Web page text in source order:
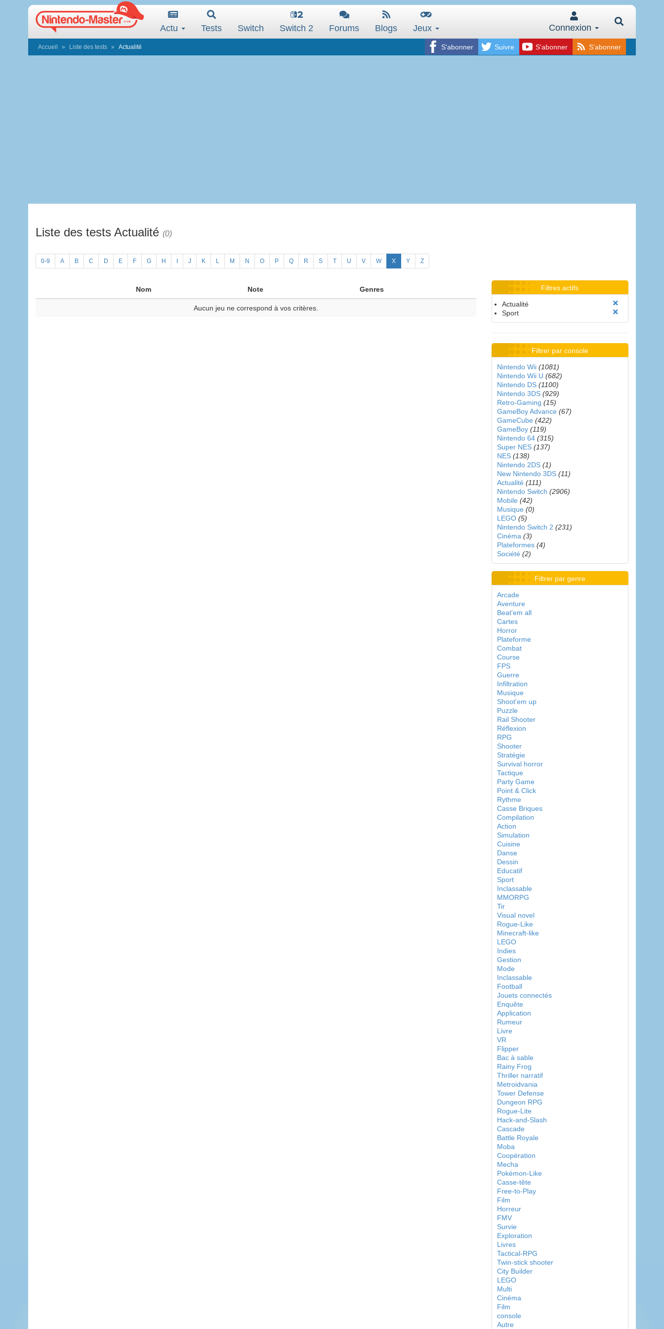
Actu Tests Switch Switch 2 Forums Blogs Jeux Connexion
S'abonner Suivre S'abonner S'abonner
Accueil Liste des tests Actualité
Liste des tests Actualité (0)
0-9 A B C D E F G H J K L M N O P Q R S T U V W X Y Z
Nom Note Genres
Aucun jeu ne correspond à vos critères.
Filtres actifs
Actualité
Sport
Filtrer par console
Nintendo Wii (1081)
Nintendo Wii U (682)
Nintendo DS (1100)
Nintendo 3DS (929)
Retro-Gaming (15)
GameBoy Advance (67)
GameCube (422)
GameBoy (119)
Nintendo 64 (315)
Super NES (137)
NES (138)
Nintendo 2DS (1)
New Nintendo 3DS (11)
Actualité (111)
Nintendo Switch (2906)
Mobile (42)
Musique (0)
LEGO (5)
Nintendo Switch 2 (231)
Cinéma (3)
Plateformes (4)
Société (2)
Filtrer par genre
Arcade
Aventure
Beat'em all
Cartes
Horror
Plateforme
Combat
Course
FPS
Guerre
Infiltration
Musique
Shoot'em up
Puzzle
Rail Shooter
Réflexion
RPG
Shooter
Stratégie
Survival horror
Tactique
Party Game
Point & Click
Rythme
Casse Briques
Compilation
Action
Simulation
Cuisine
Danse
Dessin
Educatif
Sport
Inclassable
MMORPG
Tir
Visual novel
Rogue-Like
Minecraft-like
LEGO
Indies
Gestion
Mode
Inclassable
Football
Jouets connectés
Enquête
Application
Rumeur
Livre
VR
Flipper
Bac à sable
Rainy Frog
Thriller narratif
Metroidvania
Tower Defense
Dungeon RPG
Rogue-Lite
Hack-and-Slash
Cascade
Battle Royale
Moba
Coopération
Mecha
Pokémon-Like
Casse-tête
Free-to-Play
Film
Horreur
FMV
Survie
Exploration
Livres
Tactical-RPG
Twin-stick shooter
City Builder
LEGO
Multi
Cinéma
Film
console
Autre